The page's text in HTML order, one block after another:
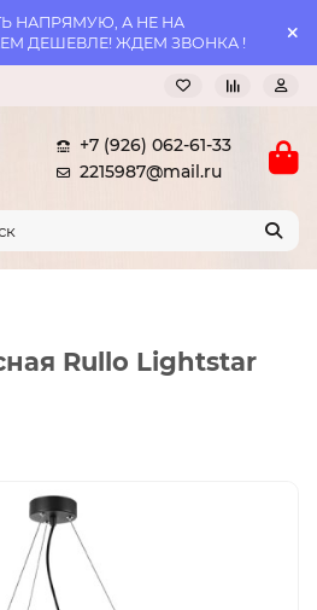
НАПРЯМУЮ, А НЕ НА
ДЕШЕВЛЕ! ЖДЕМ ЗВОНКА !
+7 (926) 062-61-33
2215987@mail.ru
Rullo Lightstar